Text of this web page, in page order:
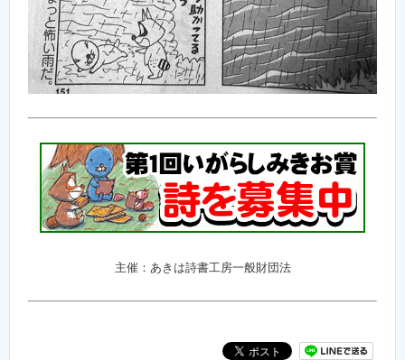
主催：あきは詩書工房一般財団法